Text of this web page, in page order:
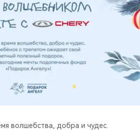
волшебства, добра и чудес.